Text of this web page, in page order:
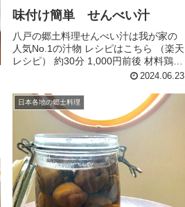
味付け簡単 せんべい汁
八戸の郷土料理せんべい汁は我が家の
人気No.1の汁物 レシピはこちら （楽天
レシピ） 約30分 1,000円前後 材料鶏も
も肉ジャガイモニンジン大根キャベツ
ゃくおつゆせんべい酒みりん水追いが
つおつゆみんなの...
2024.06.23
日本各地の郷土料理